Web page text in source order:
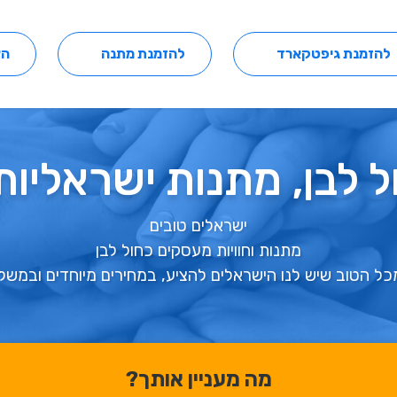
להזמנת גיפטקארד להזמנת מתנה
לבן, מתנות
ישראלים טובים
מתנות וחוויות מעסקים כחול לבן
הטוב שיש לנו הישראלים להציע, במחירים מיוחדים
מה מעניין אותך?